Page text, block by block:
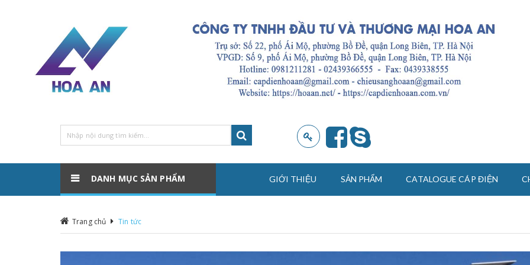
DANH MỤC SẢN PHẨM GIỚI THIỆU SẢN PHẨM CATALOGUE CÁP ĐIỆN
Trang chủ Tin tức